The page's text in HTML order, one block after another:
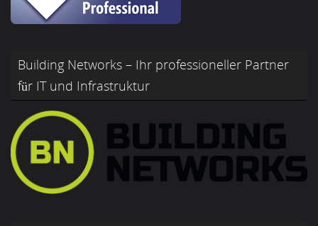
Building Networks – Ihr professioneller Partner
für IT und Infrastruktur